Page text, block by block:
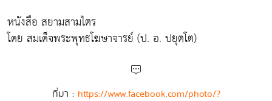
หนังสือ สยามสามไตร
โดย สมเด็จพระพุทธโฆษาจารย์ (ป. อ. ปยุตฺโต)
ที่มา : https://www.facebook.com/photo/?